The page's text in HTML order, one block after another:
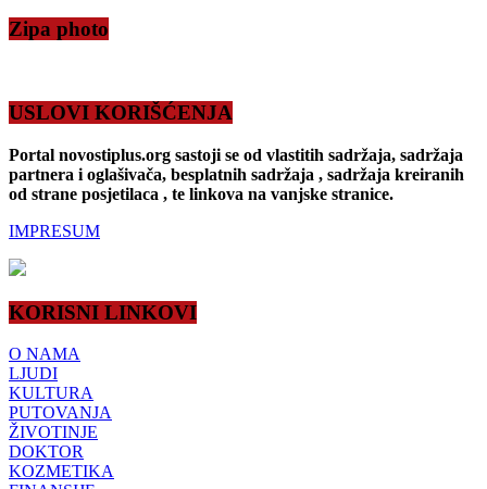
Zipa photo
USLOVI KORIŠĆENJA
Portal novostiplus.org sastoji se od vlastitih sadržaja, sadržaja
partnera i oglašivača, besplatnih sadržaja , sadržaja kreiranih
od strane posjetilaca , te linkova na vanjske stranice.
IMPRESUM
KORISNI LINKOVI
O NAMA
LJUDI
KULTURA
PUTOVANJA
ŽIVOTINJE
DOKTOR
KOZMETIKA